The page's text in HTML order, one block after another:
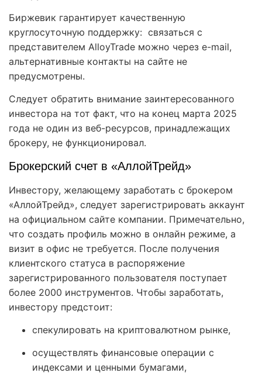
Биржевик гарантирует качественную
круглосуточную поддержку: связаться с
представителем AlloyTrade можно через e-mail,
альтернативные контакты на сайте не
предусмотрены.
Следует обратить внимание заинтересованного
инвестора на тот факт, что на конец марта 2025
года не один из веб-ресурсов, принадлежащих
брокеру, не функционировал.
Брокерский счет в «АллойТрейд»
Инвестору, желающему заработать с брокером
«АллойТрейд», следует зарегистрировать аккаунт
на официальном сайте компании. Примечательно,
что создать профиль можно в онлайн режиме, а
визит в офис не требуется. После получения
клиентского статуса в распоряжение
зарегистрированного пользователя поступает
более 2000 инструментов. Чтобы заработать,
инвестору предстоит:
спекулировать на криптовалютном рынке,
осуществлять финансовые операции с
индексами и ценными бумагами,